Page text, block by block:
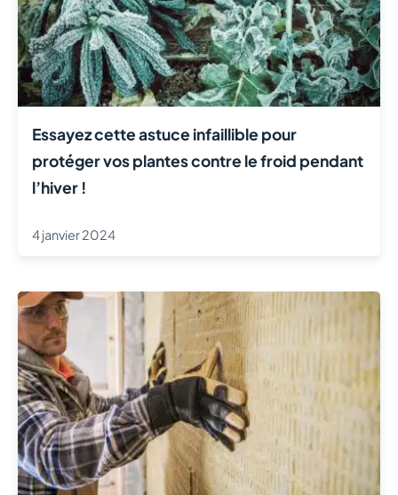
Essayez cette astuce infaillible pour
protéger vos plantes contre le froid pendant
l’hiver !
4 janvier 2024